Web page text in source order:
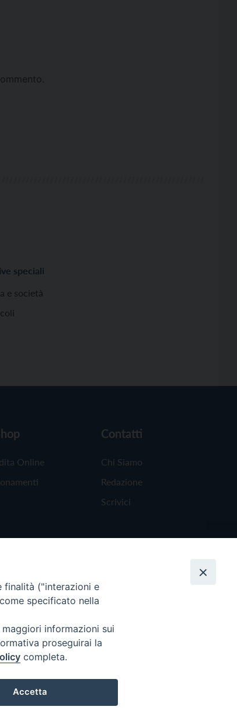
speciali
e società
Online
Contatti
Chi Siamo
Redazione
Scrivici
finalità ("interazioni e
specificato nella
informazioni sui
proseguirai la
completa.
Accetta